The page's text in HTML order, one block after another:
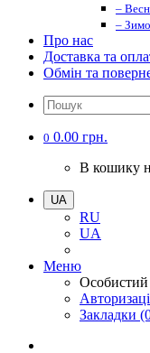
–
–
Про нас
Доставка та
Обмін та
0 0.00 грн.
В кошику
UA
RU
UA
Меню
Особистий
Закладки